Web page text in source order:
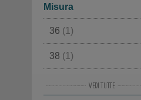
Misura
36 (1)
38 (1)